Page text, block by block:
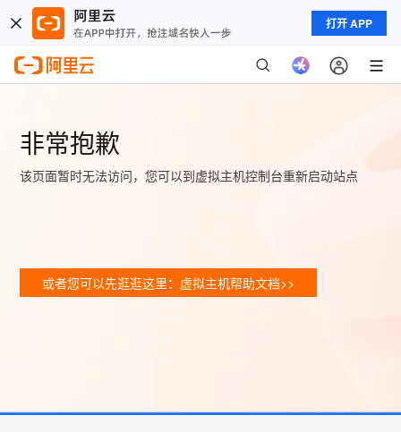
打开 APP
非常抱歉
该页面暂时无法访问，您可以到虚拟主机控制台重新启动站点
或者您可以先逛逛这里：虚拟主机帮助文档>>